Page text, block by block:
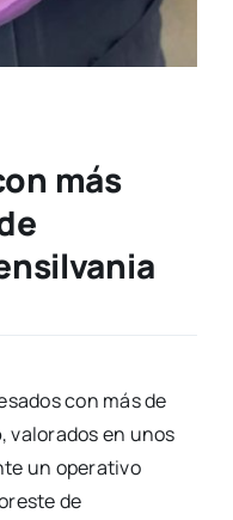
más
con más de
, valorados en unos
un operativo
de